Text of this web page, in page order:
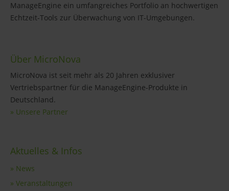
ManageEngine ein umfangreiches Portfolio an hochwertigen
Echtzeit-Tools zur Überwachung von IT-Umgebungen.
Über MicroNova
MicroNova ist seit mehr als 20 Jahren exklusiver
Vertriebspartner für die ManageEngine-Produkte in
Deutschland.
» Unsere Partner
Aktuelles & Infos
» News
» Veranstaltungen